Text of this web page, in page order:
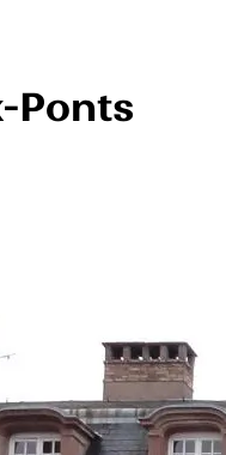
Ponts